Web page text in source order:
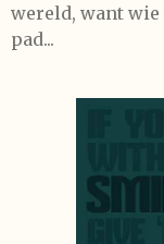
wereld, want
pad...